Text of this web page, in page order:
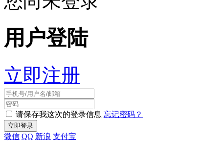
用户登陆
立即注册
请保存我这次的登录信息 忘记密码？
微信 QQ 新浪 支付宝